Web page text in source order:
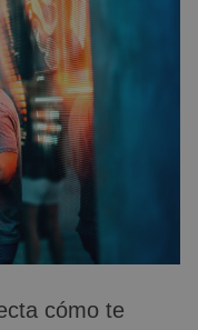
cómo te